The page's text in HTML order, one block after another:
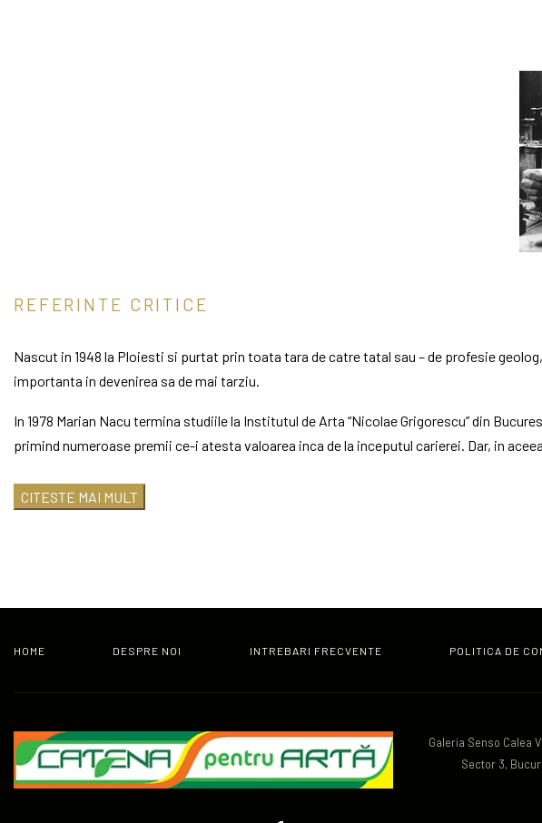
REFERINTE CRITICE
Nascut in 1948 la Ploiesti si purtat prin toata tara de catre tatal sau – de profesie
importanta in devenirea sa de mai tarziu.
In 1978 Marian Nacu termina studiile la Institutul de Arta “Nicolae Grigorescu” din
primind numeroase premii ce-i atesta valoarea inca de la inceputul carierei. Dar, in
Marian Nacu da viata unor fiinte fantastice, ajutandu-ne sa ne dezlegam imaginatia si
urmaream privirile celor prezenti si puteam sa-ti spun de la bun inceput ce avea sa
adusesem pur si simplu nu se mai desprinde de pianul sau. Acestea sunt momentele
CITESTE MAI MULT
HOME DESPRE NOI INTREBARI FRECVENTE POLITICA DE
Galeria Senso Calea
Sector 3,